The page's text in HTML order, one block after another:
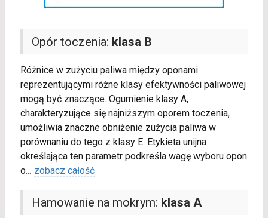
Opór toczenia: klasa B
Różnice w zużyciu paliwa między oponami
reprezentującymi różne klasy efektywności paliwowej
mogą być znaczące. Ogumienie klasy A,
charakteryzujące się najniższym oporem toczenia,
umożliwia znaczne obniżenie zużycia paliwa w
porównaniu do tego z klasy E. Etykieta unijna
określająca ten parametr podkreśla wagę wyboru opon
o... zobacz całość
Hamowanie na mokrym: klasa A